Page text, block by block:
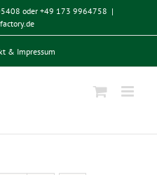
oder +49 173 9964758 |
& Impressum